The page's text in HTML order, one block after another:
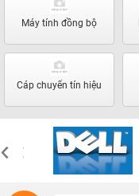
Máy tính đồng bộ
Cáp chuyển tín hiệu